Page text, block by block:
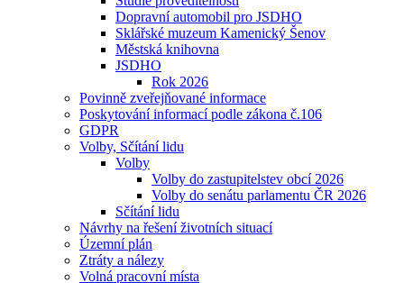
Dopravní automobil pro JSDHO
Sklářské muzeum Kamenický Šenov
Městská knihovna
JSDHO
Rok 2026
Povinně zveřejňované informace
Poskytování informací podle zákona č.106
GDPR
Volby, Sčítání lidu
Volby
Volby do zastupitelstev obcí 2026
Volby do senátu parlamentu ČR 2026
Sčítání lidu
Návrhy na řešení životních situací
Územní plán
Ztráty a nálezy
Volná pracovní místa